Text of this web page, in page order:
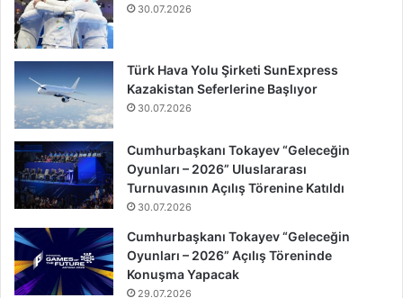
30.07.2026
Türk Hava Yolu Şirketi SunExpress
Kazakistan Seferlerine Başlıyor
30.07.2026
Cumhurbaşkanı Tokayev “Geleceğin
Oyunları – 2026” Uluslararası
Turnuvasının Açılış Törenine Katıldı
30.07.2026
Cumhurbaşkanı Tokayev “Geleceğin
Oyunları – 2026” Açılış Töreninde
Konuşma Yapacak
29.07.2026